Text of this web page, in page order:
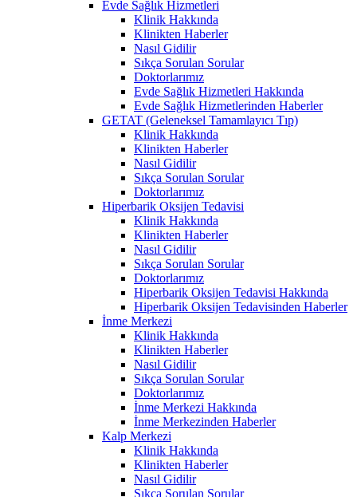
Evde Sağlık Hizmetleri
Klinik Hakkında
Klinikten Haberler
Nasıl Gidilir
Sıkça Sorulan Sorular
Doktorlarımız
Evde Sağlık Hizmetleri Hakkında
Evde Sağlık Hizmetlerinden Haberler
GETAT (Geleneksel Tamamlayıcı Tıp)
Klinik Hakkında
Klinikten Haberler
Nasıl Gidilir
Sıkça Sorulan Sorular
Doktorlarımız
Hiperbarik Oksijen Tedavisi
Klinik Hakkında
Klinikten Haberler
Nasıl Gidilir
Sıkça Sorulan Sorular
Doktorlarımız
Hiperbarik Oksijen Tedavisi Hakkında
Hiperbarik Oksijen Tedavisinden Haberler
İnme Merkezi
Klinik Hakkında
Klinikten Haberler
Nasıl Gidilir
Sıkça Sorulan Sorular
Doktorlarımız
İnme Merkezi Hakkında
İnme Merkezinden Haberler
Kalp Merkezi
Klinik Hakkında
Klinikten Haberler
Nasıl Gidilir
Sıkça Sorulan Sorular